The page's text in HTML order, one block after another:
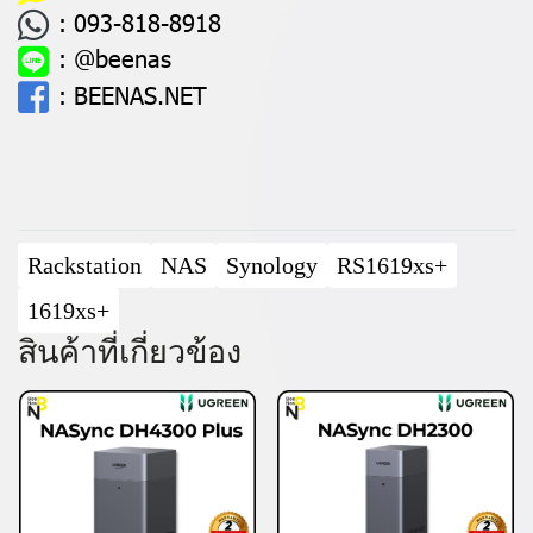
: 093-818-8918
: @beenas
: BEENAS.NET
Rackstation NAS Synology
RS1619xs+
1619xs+
สินค้าที่เกี่ยวข้อง